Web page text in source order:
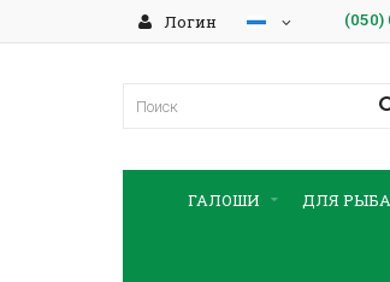
Логин (050)
ГАЛОШИ ДЛЯ